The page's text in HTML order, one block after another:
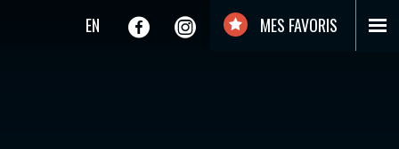
EN MES FAVORIS